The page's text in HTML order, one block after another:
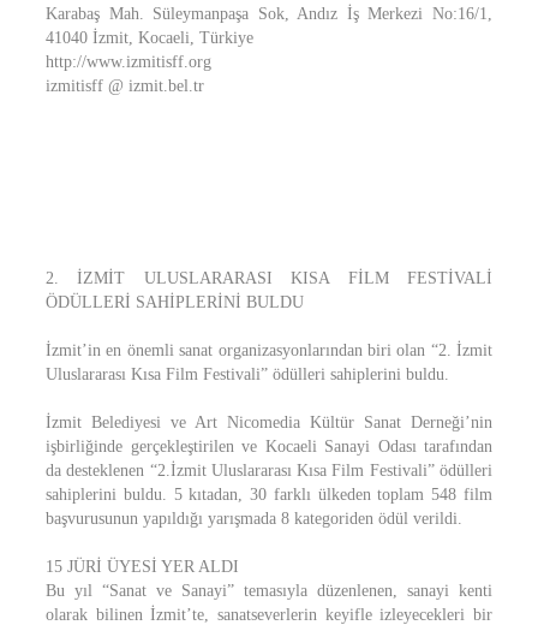
Karabaş Mah. Süleymanpaşa Sok, Andız İş Merkezi No:16/1,
41040 İzmit, Kocaeli, Türkiye
http://www.izmitisff.org
izmitisff @ izmit.bel.tr
2. İZMİT ULUSLARARASI KISA FİLM FESTİVALİ
ÖDÜLLERİ SAHİPLERİNİ BULDU
İzmit’in en önemli sanat organizasyonlarından biri olan “2. İzmit
Uluslararası Kısa Film Festivali” ödülleri sahiplerini buldu.
İzmit Belediyesi ve Art Nicomedia Kültür Sanat Derneği’nin
işbirliğinde gerçekleştirilen ve Kocaeli Sanayi Odası tarafından
da desteklenen “2.İzmit Uluslararası Kısa Film Festivali” ödülleri
sahiplerini buldu. 5 kıtadan, 30 farklı ülkeden toplam 548 film
başvurusunun yapıldığı yarışmada 8 kategoriden ödül verildi.
15 JÜRİ ÜYESİ YER ALDI
Bu yıl “Sanat ve Sanayi” temasıyla düzenlenen, sanayi kenti
olarak bilinen İzmit’te, sanatseverlerin keyifle izleyecekleri bir